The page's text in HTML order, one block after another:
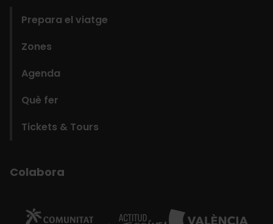
Prepara el viatge
Zones
Agenda
Què fer
Tickets & Tours
Colabora